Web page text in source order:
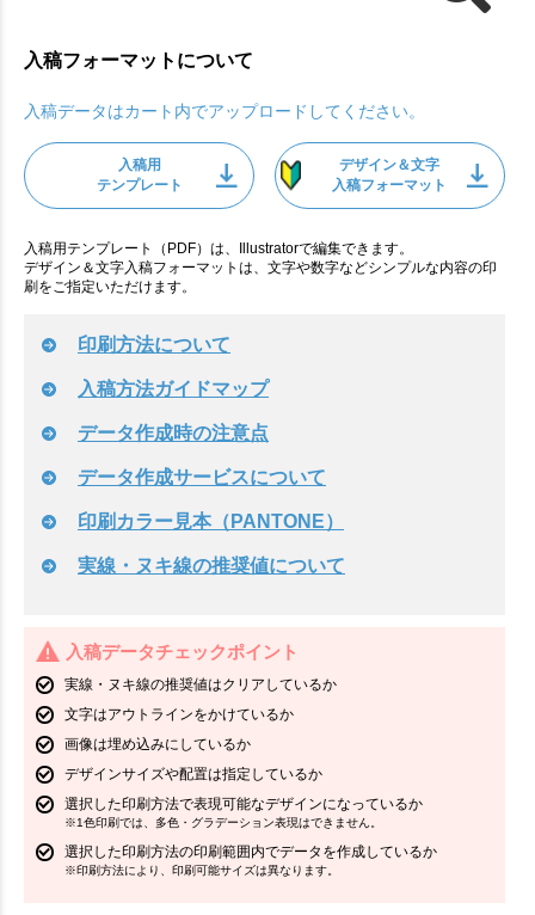
入稿フォーマットについて
入稿データはカート内でアップロードしてください。
入稿用
テンプレート
デザイン＆文字
入稿フォーマット
入稿用テンプレート（PDF）は、Illustratorで編集できます。
デザイン＆文字入稿フォーマットは、文字や数字などシンプルな内容の印
刷をご指定いただけます。
印刷方法について
入稿方法ガイドマップ
データ作成時の注意点
データ作成サービスについて
印刷カラー見本（PANTONE）
実線・ヌキ線の推奨値について
入稿データチェックポイント
実線・ヌキ線の推奨値はクリアしているか
文字はアウトラインをかけているか
画像は埋め込みにしているか
デザインサイズや配置は指定しているか
選択した印刷方法で表現可能なデザインになっているか
※1色印刷では、多色・グラデーション表現はできません。
選択した印刷方法の印刷範囲内でデータを作成しているか
※印刷方法により、印刷可能サイズは異なります。